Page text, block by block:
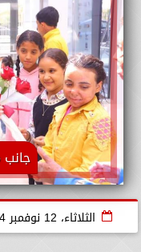
الثلاثاء، 12 نوفمبر 2024